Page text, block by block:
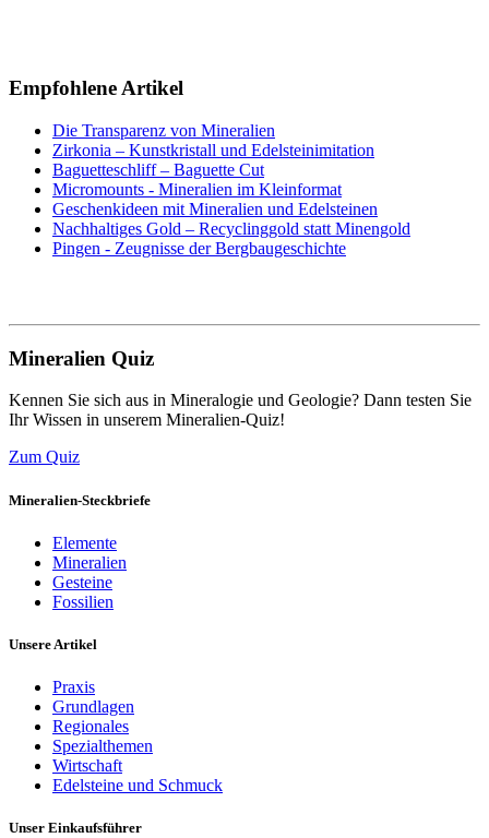
Empfohlene Artikel
Die Transparenz von Mineralien
Zirkonia – Kunstkristall und Edelsteinimitation
Baguetteschliff – Baguette Cut
Micromounts - Mineralien im Kleinformat
Geschenkideen mit Mineralien und Edelsteinen
Nachhaltiges Gold – Recyclinggold statt Minengold
Pingen - Zeugnisse der Bergbaugeschichte
Mineralien Quiz
Kennen Sie sich aus in Mineralogie und Geologie? Dann testen Sie
Ihr Wissen in unserem Mineralien-Quiz!
Zum Quiz
Mineralien-Steckbriefe
Elemente
Mineralien
Gesteine
Fossilien
Unsere Artikel
Praxis
Grundlagen
Regionales
Spezialthemen
Wirtschaft
Edelsteine und Schmuck
Unser Einkaufsführer